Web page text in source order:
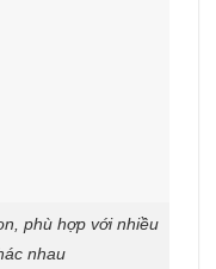
phù hợp với nhiều
nhau